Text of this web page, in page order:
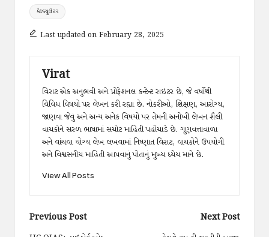
Tags:
કેલ્ક્યુલેટર
Last updated on February 28, 2025
Virat
વિરાટ એક અનુભવી અને પ્રોફેશનલ કન્ટેન્ટ રાઇટર છે, જે વર્ષોથી
વિવિધ વિષયો પર લેખન કરી રહ્યા છે. નોકરીઓ, શિક્ષણ, આરોગ્ય,
જાણવા જેવું અને અન્ય અનેક વિષયો પર તેમની અનોખી લેખન શૈલી
વાચકોને સરળ ભાષામાં સચોટ માહિતી પહોંચાડે છે. ગુણવત્તાવાળા
અને વાંચવા યોગ્ય લેખ લખવામાં નિષ્ણાત વિરાટ, વાચકોને ઉપયોગી
અને વિશ્વસનીય માહિતી આપવાનું પોતાનું મુખ્ય ધ્યેય માને છે.
View All Posts
Post
Previous Post
Next Post